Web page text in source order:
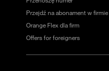
Przejdź na abonament w firmie
Orange Flex dla firm
Offers for foreigners